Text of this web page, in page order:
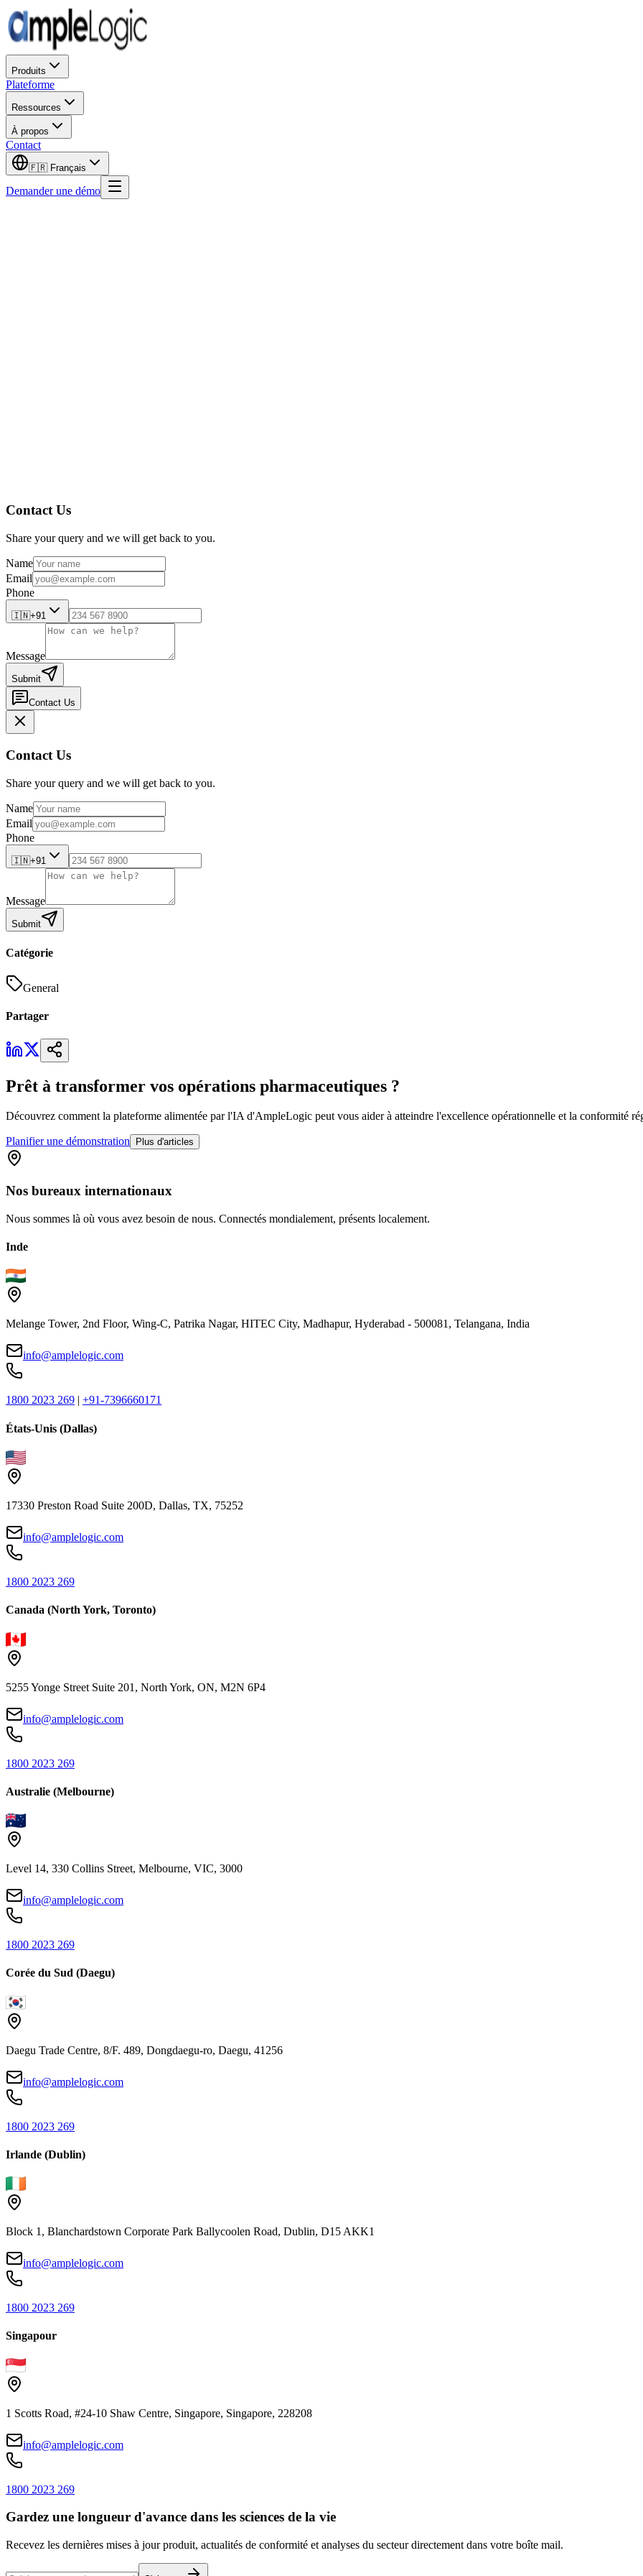
Produits
Plateforme
Ressources
À propos
Contact
🇫🇷 Français
Demander une démo
Contact Us
Share your query and we will get back to you.
Name
Email
Phone
🇮🇳+91
Message
Submit
Contact Us
Contact Us
Share your query and we will get back to you.
Name
Email
Phone
🇮🇳+91
Message
Submit
Catégorie
General
Partager
Prêt à transformer vos opérations pharmaceutiques ?
Découvrez comment la plateforme alimentée par l'IA d'AmpleLogic peut vous aider à atteindre l'excellence opérationnelle et la conformité
Planifier une démonstration Plus d'articles
Nos bureaux internationaux
Nous sommes là où vous avez besoin de nous. Connectés mondialement, présents localement.
Inde
Melange Tower, 2nd Floor, Wing-C, Patrika Nagar, HITEC City, Madhapur, Hyderabad - 500081, Telangana, India
info@amplelogic.com
1800 2023 269 | +91-7396660171
États-Unis (Dallas)
17330 Preston Road Suite 200D, Dallas, TX, 75252
info@amplelogic.com
1800 2023 269
Canada (North York, Toronto)
5255 Yonge Street Suite 201, North York, ON, M2N 6P4
info@amplelogic.com
1800 2023 269
Australie (Melbourne)
Level 14, 330 Collins Street, Melbourne, VIC, 3000
info@amplelogic.com
1800 2023 269
Corée du Sud (Daegu)
Daegu Trade Centre, 8/F. 489, Dongdaegu-ro, Daegu, 41256
info@amplelogic.com
1800 2023 269
Irlande (Dublin)
Block 1, Blanchardstown Corporate Park Ballycoolen Road, Dublin, D15 AKK1
info@amplelogic.com
1800 2023 269
Singapour
1 Scotts Road, #24-10 Shaw Centre, Singapore, Singapore, 228208
info@amplelogic.com
1800 2023 269
Gardez une longueur d'avance dans les sciences de la vie
Recevez les dernières mises à jour produit, actualités de conformité et analyses du secteur directement dans votre boîte mail.